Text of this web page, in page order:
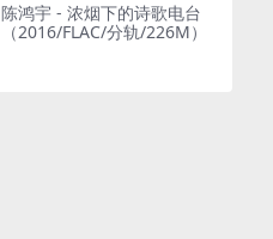
陈鸿宇 - 浓烟下的诗歌电台
（2016/FLAC/分轨/226M）